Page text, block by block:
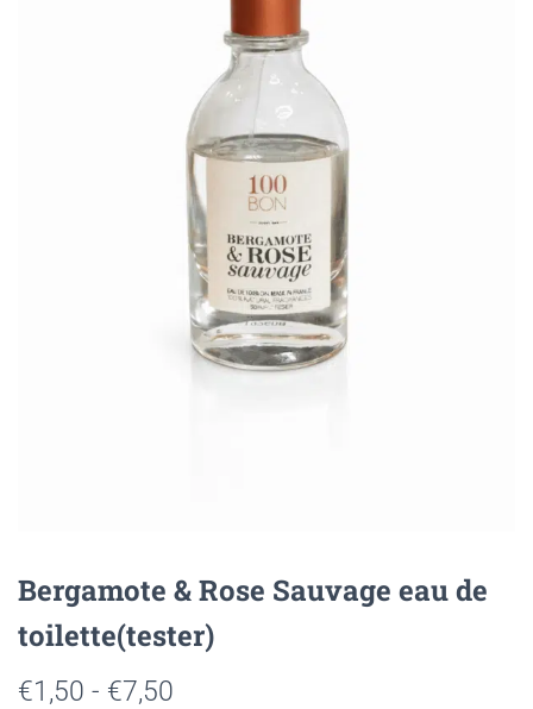
Bergamote & Rose Sauvage eau de
toilette(tester)
€1,50 - €7,50